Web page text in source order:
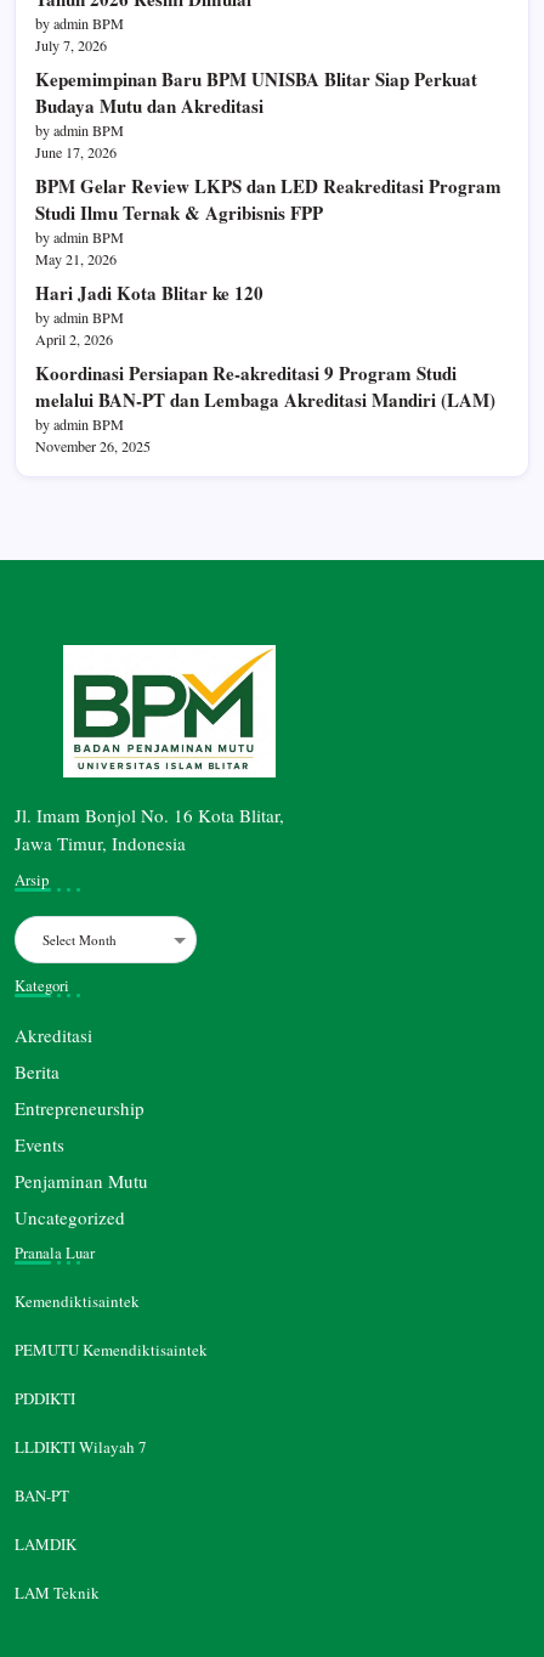
by admin BPM
July 7, 2026
Kepemimpinan Baru BPM UNISBA Blitar Siap Perkuat
Budaya Mutu dan Akreditasi
by admin BPM
June 17, 2026
BPM Gelar Review LKPS dan LED Reakreditasi Program
Studi Ilmu Ternak & Agribisnis FPP
by admin BPM
May 21, 2026
Hari Jadi Kota Blitar ke 120
by admin BPM
April 2, 2026
Koordinasi Persiapan Re-akreditasi 9 Program Studi
melalui BAN-PT dan Lembaga Akreditasi Mandiri (LAM)
by admin BPM
November 26, 2025
Jl. Imam Bonjol No. 16 Kota Blitar,
Jawa Timur, Indonesia
Arsip
Archives
Kategori
Akreditasi
Berita
Entrepreneurship
Events
Penjaminan Mutu
Uncategorized
Pranala Luar
Kemendiktisaintek
PEMUTU Kemendiktisaintek
PDDIKTI
LLDIKTI Wilayah 7
BAN-PT
LAMDIK
LAM Teknik